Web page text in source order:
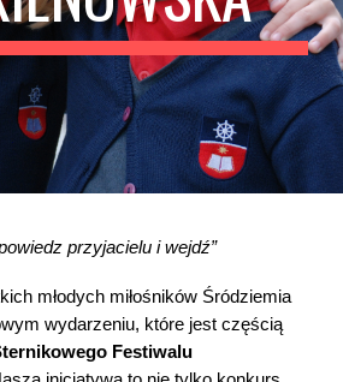
przyjacielu i wejdź”
młodych miłośników Śródziemia
wydarzeniu, które jest częścią
Festiwalu